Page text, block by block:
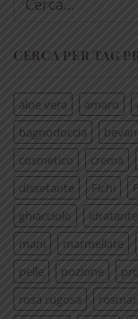
CERCA PER TAG
aloe vera amaro
bagnodoccia
cosmetico
crema
dissetante
Fichi
ghiacciolo
idratante
mani
marmellate
pelle
pozione
rosa rugosa